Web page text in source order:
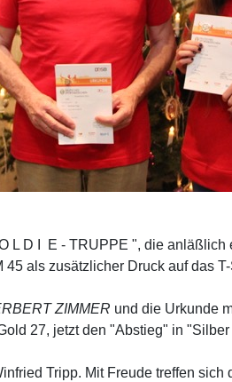
L D I E - TRUPPE ", die
45 als zusätzlicher Druck auf das
ZIMMER und die Urkunde
27, jetzt den "Abstieg" in "Silber
Tripp. Mit Freude treffen